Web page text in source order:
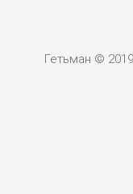
Гетьман ©